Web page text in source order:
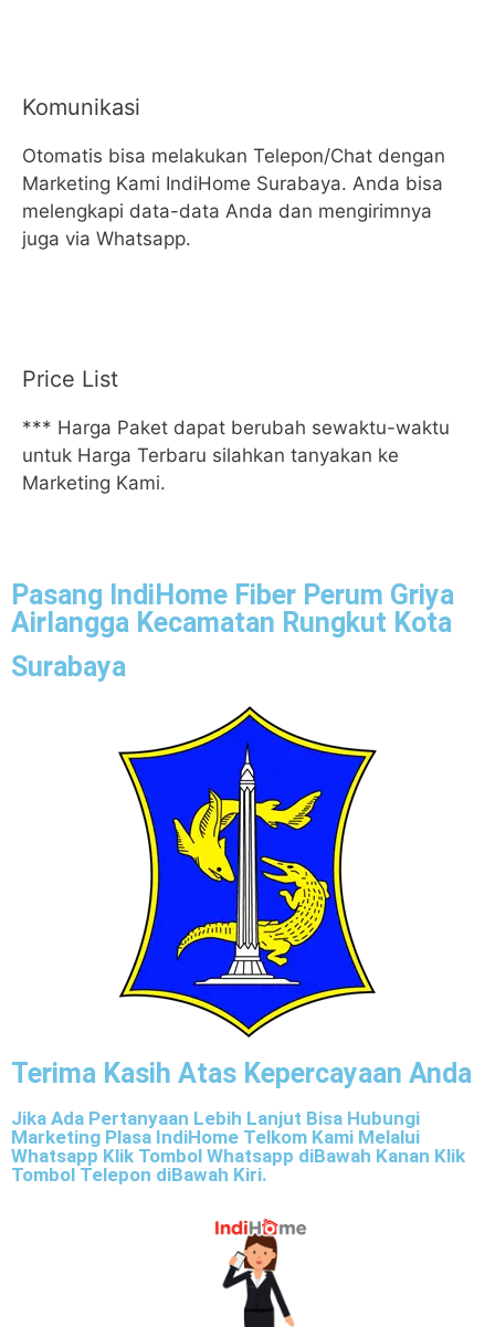
Komunikasi
Otomatis bisa melakukan Telepon/Chat dengan
Marketing Kami IndiHome Surabaya. Anda bisa
melengkapi data-data Anda dan mengirimnya
juga via Whatsapp.
Price List
*** Harga Paket dapat berubah sewaktu-waktu
untuk Harga Terbaru silahkan tanyakan ke
Marketing Kami.
Pasang IndiHome Fiber Perum Griya
Airlangga Kecamatan Rungkut Kota
Surabaya
Terima Kasih Atas Kepercayaan Anda
Jika Ada Pertanyaan Lebih Lanjut Bisa Hubungi
Marketing Plasa IndiHome Telkom Kami Melalui
Whatsapp Klik Tombol Whatsapp diBawah Kanan Klik
Tombol Telepon diBawah Kiri.